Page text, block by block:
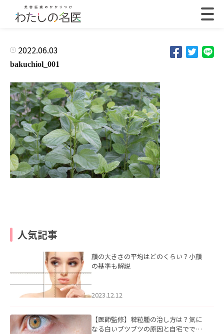
2022.06.03
bakuchiol_001
人気記事
顔の大きさの平均はどのくらい？小顔
の基準も解説
2023.12.12
【医師監修】稗粒腫の治し方は？気に
なる白いブツブツの原因と自宅ででき